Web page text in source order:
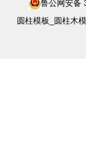
鲁公网安备
圆柱模板_圆柱木